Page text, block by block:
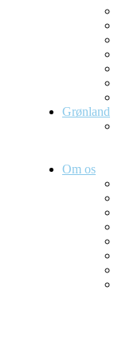
Grønland
Om os